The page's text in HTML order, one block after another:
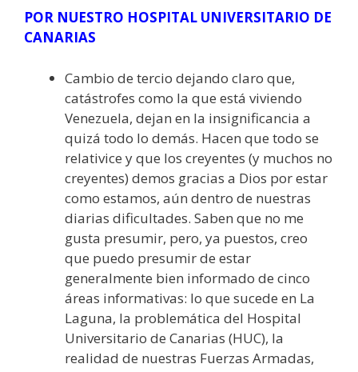
POR NUESTRO HOSPITAL UNIVERSITARIO DE
CANARIAS
Cambio de tercio dejando claro que,
catástrofes como la que está viviendo
Venezuela, dejan en la insignificancia a
quizá todo lo demás. Hacen que todo se
relativice y que los creyentes (y muchos no
creyentes) demos gracias a Dios por estar
como estamos, aún dentro de nuestras
diarias dificultades. Saben que no me
gusta presumir, pero, ya puestos, creo
que puedo presumir de estar
generalmente bien informado de cinco
áreas informativas: lo que sucede en La
Laguna, la problemática del Hospital
Universitario de Canarias (HUC), la
realidad de nuestras Fuerzas Armadas,